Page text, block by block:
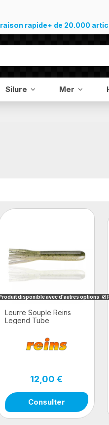
rapide+ de 20.000
Silure Mer
Produit disponible avec d'autres options
Leurre Souple Reins
Legend Tube
12,00 €
Consulter